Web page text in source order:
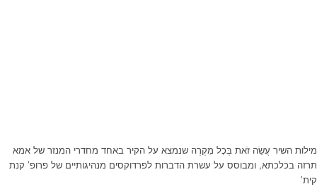
מילות השיר עֲשֵׂה זֹאת בְּכָל מִקְרֶה שנמצא על הקיר באחד מחדרי המנזר של אמא
תרזה בכלכתא, ומבוסס על עשרת הדברות לפרדוקסים מנהיגותיים של פרופ’ קנת
קית’